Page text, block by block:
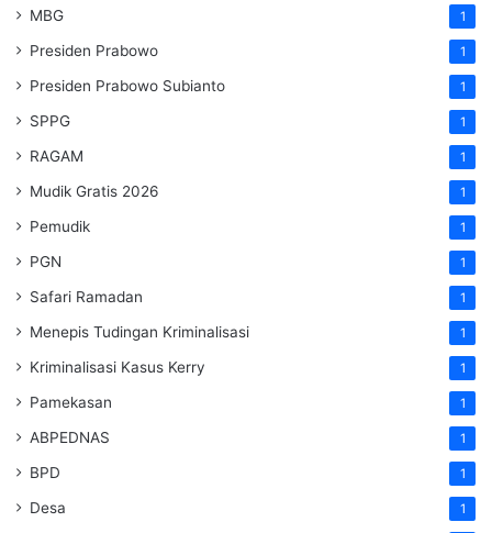
MBG 1
Presiden Prabowo 1
Presiden Prabowo Subianto 1
SPPG 1
RAGAM 1
Mudik Gratis 2026 1
Pemudik 1
PGN 1
Safari Ramadan 1
Menepis Tudingan Kriminalisasi 1
Kriminalisasi Kasus Kerry 1
Pamekasan 1
ABPEDNAS 1
BPD 1
Desa 1